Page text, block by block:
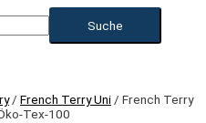
/ French Terry Uni / French Terry
Tex-100